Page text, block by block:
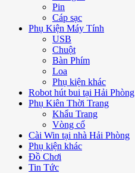
Pin
Cáp sạc
Phụ Kiện Máy Tính
USB
Chuột
Bàn Phím
Loa
Phụ kiện khác
Robot hút bui tại Hải Phòng
Phụ Kiên Thời Trang
Khẩu Trang
Vòng cổ
Cài Win tại nhà Hải Phòng
Phụ kiện khác
Đồ Chơi
Tin Tức